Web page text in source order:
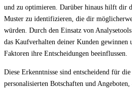
und zu optimieren. Darüber hinaus hilft dir
Muster zu identifizieren, die dir
würden. Durch den Einsatz von
das Kaufverhalten deiner Kunden gewinnen
Faktoren ihre Entscheidungen beeinflussen.
Diese Erkenntnisse sind entscheidend für
personalisierten Botschaften und